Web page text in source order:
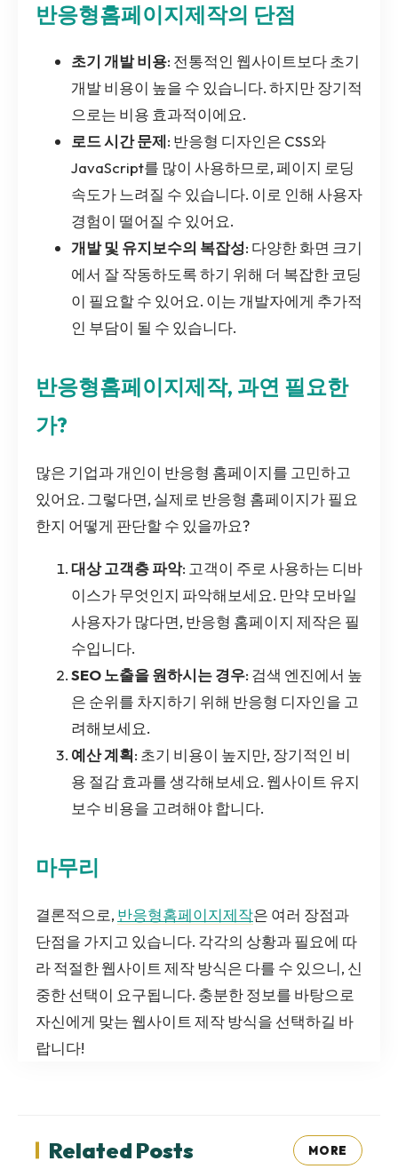
반응형홈페이지제작의 단점
초기 개발 비용: 전통적인 웹사이트보다 초기
개발 비용이 높을 수 있습니다. 하지만 장기적
으로는 비용 효과적이에요.
로드 시간 문제: 반응형 디자인은 CSS와
JavaScript를 많이 사용하므로, 페이지 로딩
속도가 느려질 수 있습니다. 이로 인해 사용자
경험이 떨어질 수 있어요.
개발 및 유지보수의 복잡성: 다양한 화면 크기
에서 잘 작동하도록 하기 위해 더 복잡한 코딩
이 필요할 수 있어요. 이는 개발자에게 추가적
인 부담이 될 수 있습니다.
반응형홈페이지제작, 과연 필요한
가?
많은 기업과 개인이 반응형 홈페이지를 고민하고
있어요. 그렇다면, 실제로 반응형 홈페이지가 필요
한지 어떻게 판단할 수 있을까요?
대상 고객층 파악: 고객이 주로 사용하는 디바
이스가 무엇인지 파악해보세요. 만약 모바일
사용자가 많다면, 반응형 홈페이지 제작은 필
수입니다.
SEO 노출을 원하시는 경우: 검색 엔진에서 높
은 순위를 차지하기 위해 반응형 디자인을 고
려해보세요.
예산 계획: 초기 비용이 높지만, 장기적인 비
용 절감 효과를 생각해보세요. 웹사이트 유지
보수 비용을 고려해야 합니다.
마무리
결론적으로, 반응형홈페이지제작은 여러 장점과
단점을 가지고 있습니다. 각각의 상황과 필요에 따
라 적절한 웹사이트 제작 방식은 다를 수 있으니, 신
중한 선택이 요구됩니다. 충분한 정보를 바탕으로
자신에게 맞는 웹사이트 제작 방식을 선택하길 바
랍니다!
Related Posts MORE